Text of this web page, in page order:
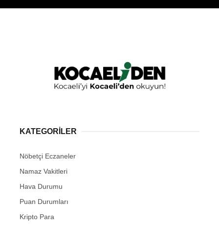
KATEGORİLER
Nöbetçi Eczaneler
Namaz Vakitleri
Hava Durumu
Puan Durumları
Kripto Para